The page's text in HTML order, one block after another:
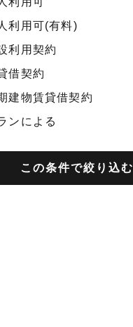
利用可(有料)
利用契約
借契約
建物賃貸借契約
ンによる
約期間この条件で絞り込む